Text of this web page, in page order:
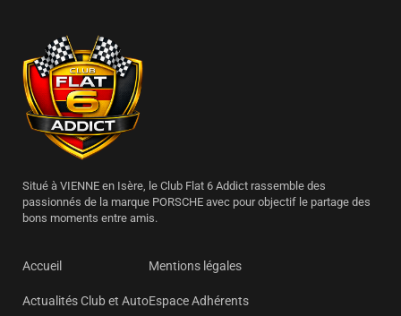
Situé à VIENNE en Isère, le Club Flat 6 Addict rassemble des
passionnés de la marque PORSCHE avec pour objectif le partage des
bons moments entre amis.
Accueil
Actualités Club et Auto
Mentions légales
Espace Adhérents